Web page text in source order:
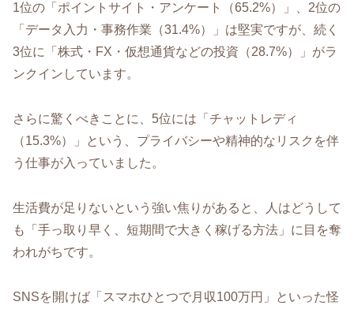
1位の「ポイントサイト・アンケート（65.2%）」、2位の
「データ入力・事務作業（31.4%）」は堅実ですが、続く
3位に「株式・FX・仮想通貨などの投資（28.7%）」がラ
ンクインしています。
さらに驚くべきことに、5位には「チャットレディ
（15.3%）」という、プライバシーや精神的なリスクを伴
う仕事が入っていました。
生活費が足りないという強い焦りがあると、人はどうして
も「手っ取り早く、短期間で大きく稼げる方法」に目を奪
われがちです。
SNSを開けば「スマホひとつで月収100万円」といった怪